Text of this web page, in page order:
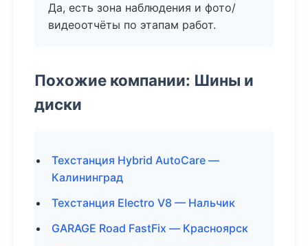
Да, есть зона наблюдения и фото/
видеоотчёты по этапам работ.
Похожие компании: Шины и
диски
Техстанция Hybrid AutoCare —
Калининград
Техстанция Electro V8 — Нальчик
GARAGE Road FastFix — Красноярск